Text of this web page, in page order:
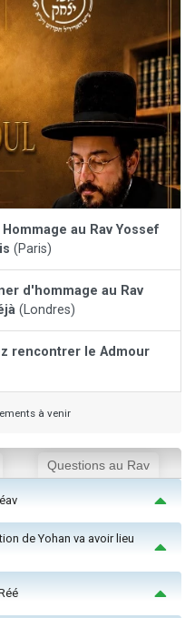
Hommage au Rav Yossef
(Paris)
d'hommage au Rav
(Londres)
rencontrer le Admour
à venir
Questions au Rav
de Yohan va avoir lieu